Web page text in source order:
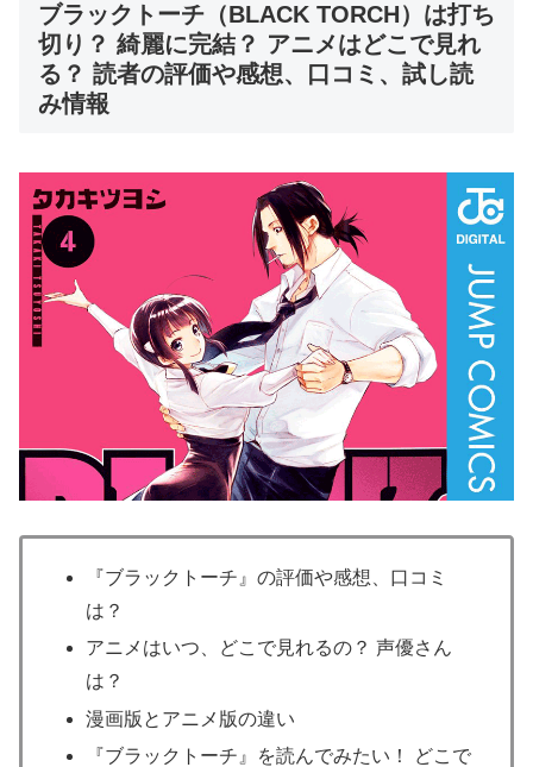
ブラックトーチ（BLACK TORCH）は打ち
切り？ 綺麗に完結？ アニメはどこで見れ
る？ 読者の評価や感想、口コミ、試し読
み情報
『ブラックトーチ』の評価や感想、口コミ
は？
アニメはいつ、どこで見れるの？ 声優さん
は？
漫画版とアニメ版の違い
『ブラックトーチ』を読んでみたい！ どこで